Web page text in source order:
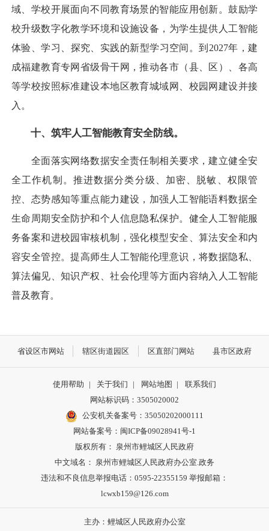
域、学校开展面向不同教育场景的智能应用创新。鼓励学
校升级数字化教学环境和设施设备，为学生提供人工智能
体验、学习、探究、实践的新型学习空间。到2027年，建
成福建教育专网省级骨干网，推动各市（县、区）、各高
等学校按照标准建设本地区教育城域网、校园网建设并接
入。
十、筑牢人工智能教育安全防线。
全面落实网络数据安全责任制相关要求，建立健全安
全工作机制。推进数据分类分级、加密、脱敏、权限管
控、态势感知等重点能力建设，加强人工智能语料数据全
生命周期安全防护和个人信息隐私保护。健全人工智能服
务备案和进校园审核机制，强化模型安全、算法安全和内
容安全管控。提高师生人工智能伦理意识，将数据隐私、
算法偏见、知识产权、社会伦理等方面内容纳入人工智能
普及教育。
省设区市网站 辖区街道园区 区直部门网站 县市区政府
使用帮助 | 关于我们 | 网站地图 |
联系我们
网站标识码：3505020002
公安机关备案号：35050202000111
网站备案号：闽ICP备09028941号-1
版权所有： 泉州市鲤城区人民政府
中文域名： 泉州市鲤城区人民政府办公室.政务
违法和不良信息举报电话：0595-22355159 举报邮箱：
lcwxb159@126.com
主办：鲤城区人民政府办公室